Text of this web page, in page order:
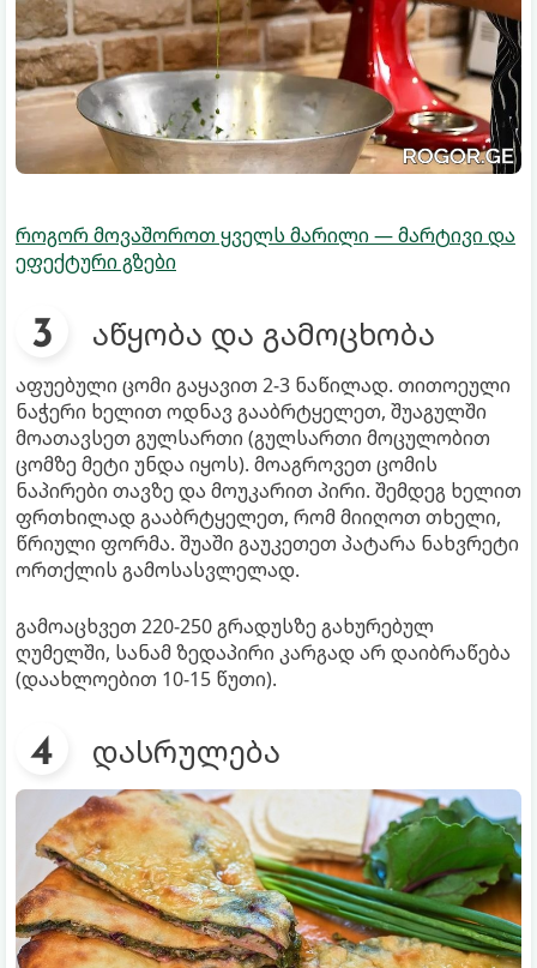
როგორ მოვაშოროთ ყველს მარილი — მარტივი და
ეფექტური გზები
აწყობა და გამოცხობა
აფუებული ცომი გაყავით 2-3 ნაწილად. თითოეული
ნაჭერი ხელით ოდნავ გააბრტყელეთ, შუაგულში
მოათავსეთ გულსართი (გულსართი მოცულობით
ცომზე მეტი უნდა იყოს). მოაგროვეთ ცომის
ნაპირები თავზე და მოუკარით პირი. შემდეგ ხელით
ფრთხილად გააბრტყელეთ, რომ მიიღოთ თხელი,
წრიული ფორმა. შუაში გაუკეთეთ პატარა ნახვრეტი
ორთქლის გამოსასვლელად.
გამოაცხვეთ 220-250 გრადუსზე გახურებულ
ღუმელში, სანამ ზედაპირი კარგად არ დაიბრაწება
(დაახლოებით 10-15 წუთი).
დასრულება